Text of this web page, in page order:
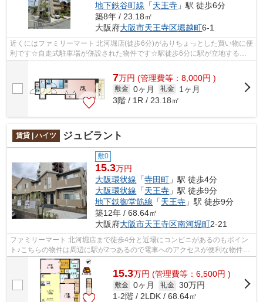
地下鉄谷町線 「天王寺 」駅 徒歩6分
築8年 / 23.18㎡
大阪府大阪市天王寺区堀越町6-1
近くにはファミリーマート 北河堀店(徒歩6分)がありちょっとした買い物に便
利です☆自走式駐車場が併設された物件です☆駅徒歩6分に駅が立地する物
7万円 (管理費等：8,000円 )
敷金 0ヶ月 礼金
1ヶ月
3階 / 1R / 23.18㎡
賃貸 | ハイツ ジュビラント
敷0
15.3万円
大阪環状線 「寺田町 」駅 徒歩4分
大阪環状線 「天王寺 」駅 徒歩9分
地下鉄御堂筋線 「天王寺 」駅 徒歩9分
築12年 / 68.64㎡
大阪府大阪市天王寺区南河堀町2-21
ファミリーマート 北河堀店まで徒歩4分と近場にコンビニがあるのもポイン
ト♪こちらの物件は周辺に駅が2つあるので電車へのアクセスが便利な物件で
す♪風通しが良く、熱がこもりにくいの...
15.3万円 (管理費等：6,500円 )
敷金 0ヶ月 礼金 30万円
1-2階 / 2LDK / 68.64㎡